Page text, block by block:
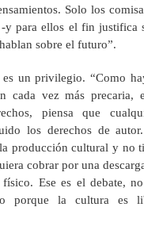
Solo los
y para ellos el fin justifica
sobre el futuro”.
un privilegio. “Como
cada vez más precaria,
piensa que
los derechos de
producción cultural y no
cobrar por una
Ese es el debate,
porque la cultura es